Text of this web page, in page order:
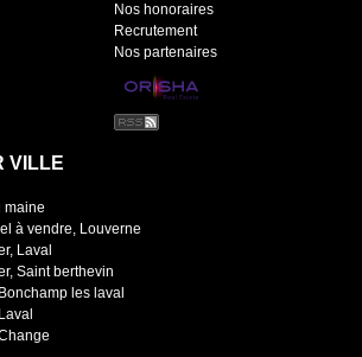
Nos honoraires
Recrutement
Nos partenaires
VILLE
maine
à vendre, Louverne
Laval
Saint berthevin
les laval